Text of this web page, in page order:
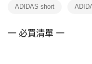
權轉讓予恩沛科技股份有限公
３．未成年的使用者請事先徵
「AFTEE先享後付」，若未經
ADIDAS short
一 必買清單 一